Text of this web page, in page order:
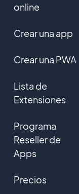
online
Crear una app
Crear una PWA
Lista de
Extensiones
Programa
Reseller de
Apps
Precios